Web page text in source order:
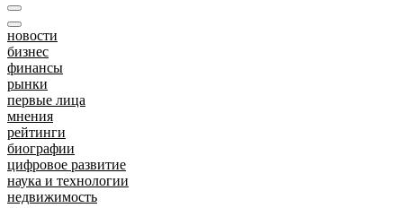
новости
бизнес
финансы
рынки
первые лица
мнения
рейтинги
биографии
цифровое развитие
наука и технологии
недвижимость